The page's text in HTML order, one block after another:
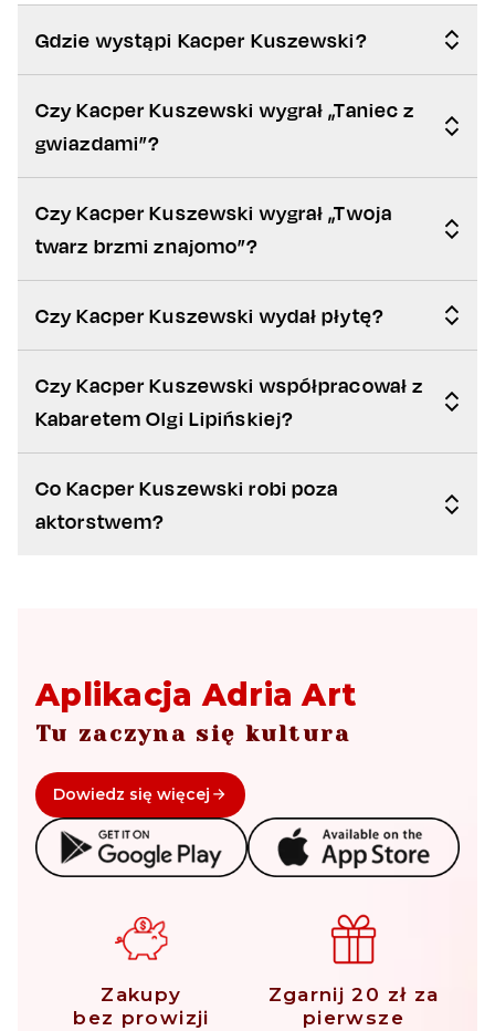
Gdzie wystąpi Kacper Kuszewski?
Czy Kacper Kuszewski wygrał „Taniec z
gwiazdami”?
Czy Kacper Kuszewski wygrał „Twoja
twarz brzmi znajomo”?
Czy Kacper Kuszewski wydał płytę?
Czy Kacper Kuszewski współpracował z
Kabaretem Olgi Lipińskiej?
Co Kacper Kuszewski robi poza
aktorstwem?
Aplikacja Adria Art
Tu zaczyna się kultura
Dowiedz się więcej
Zakupy
bez prowizji
Zgarnij 20 zł za
pierwsze